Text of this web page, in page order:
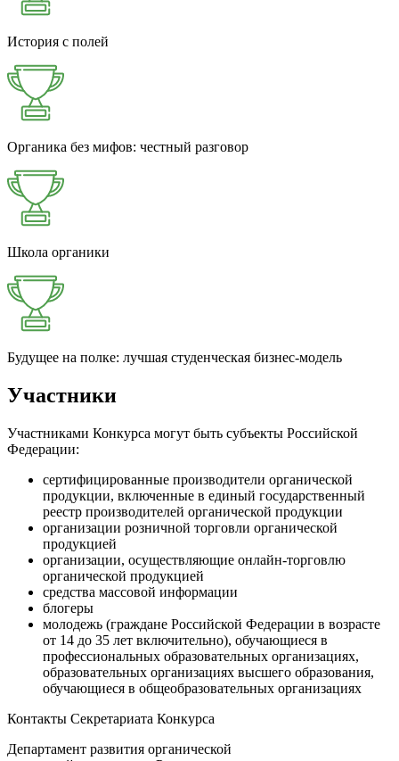
История с полей
Органика без мифов: честный разговор
Школа органики
Будущее на полке: лучшая студенческая бизнес-модель
Участники
Участниками Конкурса могут быть субъекты Российской
Федерации:
сертифицированные производители органической
продукции, включенные в единый государственный
реестр производителей органической продукции
организации розничной торговли органической
продукцией
организации, осуществляющие онлайн-торговлю
органической продукцией
средства массовой информации
блогеры
молодежь (граждане Российской Федерации в возрасте
от 14 до 35 лет включительно), обучающиеся в
профессиональных образовательных организациях,
образовательных организациях высшего образования,
обучающиеся в общеобразовательных организациях
Контакты Секретариата Конкурса
Департамент развития органической